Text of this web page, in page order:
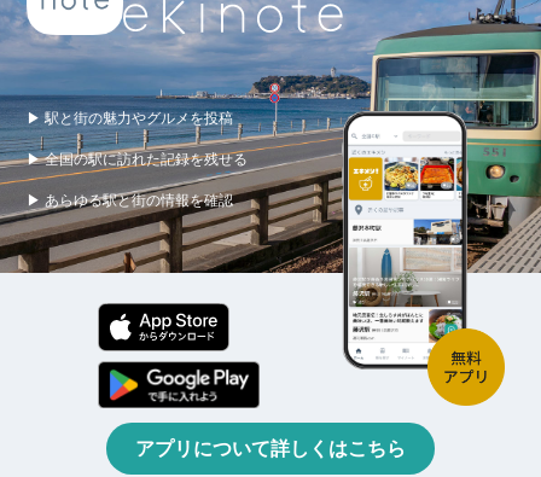
▶ 駅と街の魅力やグルメを投稿
▶ 全国の駅に訪れた記録を残せる
▶ あらゆる駅と街の情報を確認
アプリについて詳しくはこちら